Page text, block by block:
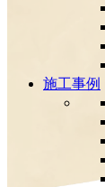
施工事例